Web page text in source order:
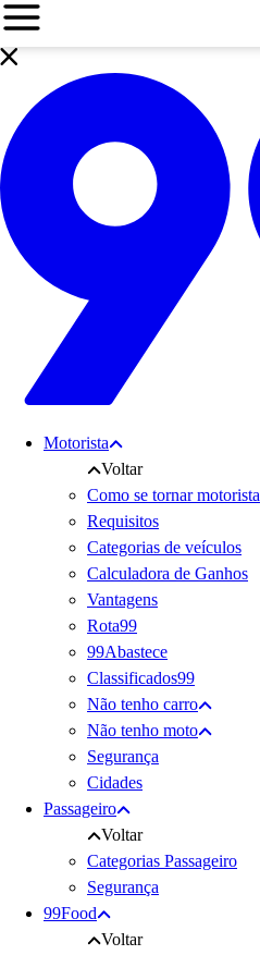
Motorista
Voltar
Como se tornar motorista
Requisitos
Categorias de veículos
Calculadora de Ganhos
Vantagens
Rota99
99Abastece
Classificados99
Não tenho carro
Não tenho moto
Segurança
Cidades
Passageiro
Voltar
Categorias Passageiro
Segurança
99Food
Voltar